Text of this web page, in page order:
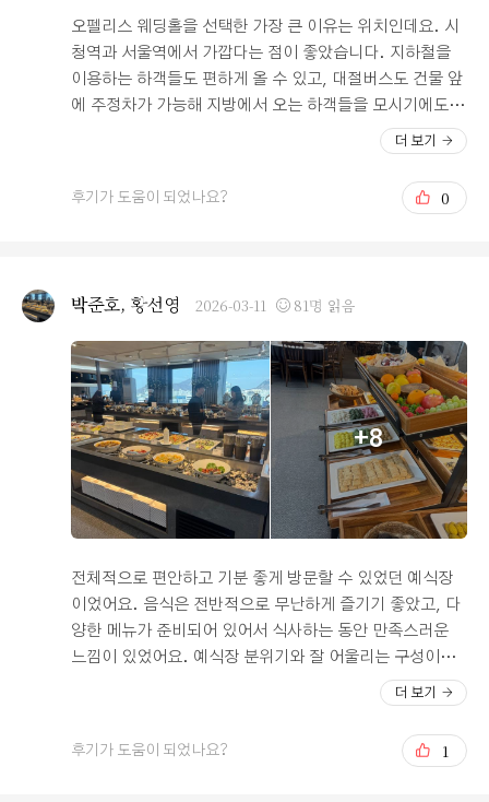
식까지 이어지는 흐름도 자연스럽고 깔끔하게 마무리되어
코스 전체의 완성도가 높다고 느껴졌습니다. 또한 직원분
들의 서비스가 인상 깊었는데 음식에 대한 설명을 세심하
게 해주시고 필요한 부분을 빠르게 챙겨주셔서 실제 예식
당일에도 안정적인 진행이 가능하겠다는 신뢰가 생겼습니
다. 음식 제공 속도나 테이블 세팅 역시 정돈되어 있어 하
객 입장에서 만족도가 높을 것 같았고, 전반적인 운영 시스
템도 잘 갖춰져 있다는 느낌을 받았습니다. 전체적으로 분
오펠리스 웨딩홀을 선택한 가장 큰 이유는 위치인데요. 시
청역과 서울역에서 가깝다는 점이 좋았습니다. 지하철을
이용하는 하객들도 편하게 올 수 있고, 대절버스도 건물 앞
에 주정차가 가능해 지방에서 오는 하객들을 모시기에도
부담이 적어 보였습니다. 교통이 편리한 점이 무엇보다 큰
장히 시원하게 느껴졌고, 전체적으로 밝은 분위기의 홀이
어서 답답함 없이 깔끔한 느낌이 인상적이었습니다. 단독
히 좋았는데, 큰 창을 통해 바깥 풍경을 볼 수 있어 식사 분
위기가 한층 더 여유롭고 세련되게 느껴졌습니다. 오펠리
스 웨딩홀 뷔페의 시식도 했는데요. 음식은 기대 이상이었
습니다. 전체적으로 밥맛이 평균 이상이라는 느낌이었고,
메뉴 종류가 다양해 하객분들이 취향에 맞게 선택해서 드
시기 좋겠다는 생각이 들었습니다. 고기 종류도 여러 가지
로 준비되어 있었고, 떡이 굉장히 부드러워서 인상적이었
습니다. 특히 호박죽이 진하고 맛있었고, 전가복과 마라샹
궈도 기대 이상이었습니다. 의외로 전 종류와 문어숙회가
적인 음식 만족도가 높았습니다. 또 하나 좋았던 점은 주말
에는 건물을 거의 단독으로 사용하는 느낌이라는 점이었습
니다. 20층 예식장으로 바로 올라가는 엘리베이터가 4대
운영되고, 1층에는 스타벅스가 있어서 하객들 입장에서 좋
아 보였습니다. 1층뿐만 아니라 건물 양쪽으로 스벅이 있
고 조금만 걸어가면 4월의 기분 좋은 날씨를 만끽하며 주말
을 보내기 딱일 것 같았습니다. 주차 역시 지하 4층까지 이
용 가능해 최대 500대까지 동시 주차가 가능하다고 하여
더 보기
후기가 도움이 되었나요? 0
박준호, 황선영 2026-03-11 81명 읽음
+8
전체적으로 편안하고 기분 좋게 방문할 수 있었던 예식장
이었어요. 음식은 전반적으로 무난하게 즐기기 좋았고, 다
양한 메뉴가 준비되어 있어서 식사하는 동안 만족스러운
느낌이 있었어요. 예식장 분위기와 잘 어울리는 구성이라
식사를 하면서도 전체적인 예식장의 분위기를 함께 느낄
수 있었던 점이 좋았어요. 계절매뉴도 있는것 같던데 계절
마다 바뀐다고해서 하객들이 만족해할것 같았어여. 다만
커피머신은 식당안에없고 따로 있는게 좀 아쉬웠어요. 홀
더 보기
후기가 도움이 되었나요? 1